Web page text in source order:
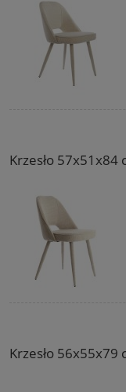
Krzesło 57x51x84
Krzesło 56x55x79